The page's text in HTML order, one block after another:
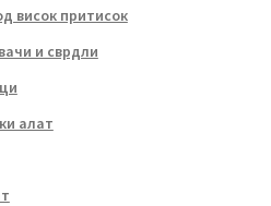
висок притисок
и сврдли
алат